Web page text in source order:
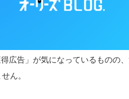
得広告」が気になっているものの
ん。